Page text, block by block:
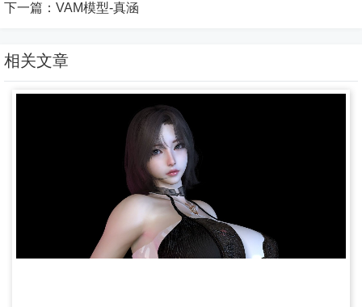
下一篇： VAM模型-真涵
相关文章